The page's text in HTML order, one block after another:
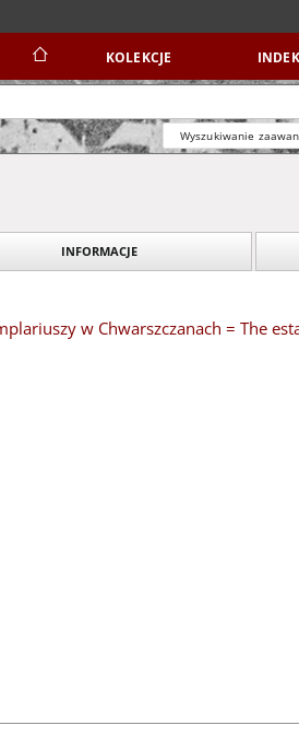
KOLEKCJE
Wyszukiwanie
INFORMACJE
w Chwarszczanach = The